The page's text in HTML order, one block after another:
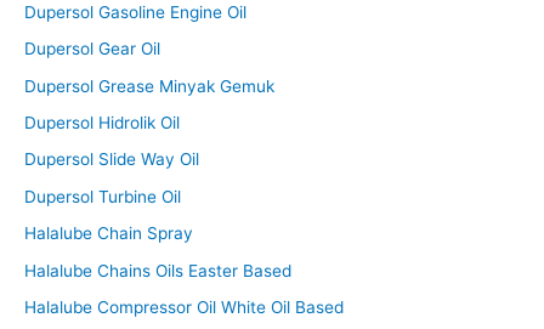
Dupersol Gasoline Engine Oil
Dupersol Gear Oil
Dupersol Grease Minyak Gemuk
Dupersol Hidrolik Oil
Dupersol Slide Way Oil
Dupersol Turbine Oil
Halalube Chain Spray
Halalube Chains Oils Easter Based
Halalube Compressor Oil White Oil Based